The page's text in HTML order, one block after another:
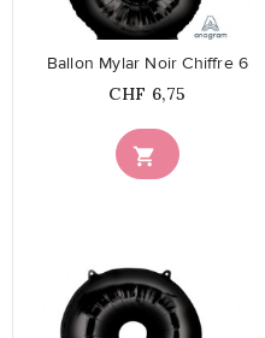

Ballon Mylar Noir Chiffre 6
Prix
CHF 6,75